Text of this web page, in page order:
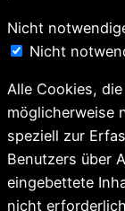
Nicht
Nicht
Alle Cookies,
möglicherweise
speziell zur
Benutzers über
eingebettete
nicht